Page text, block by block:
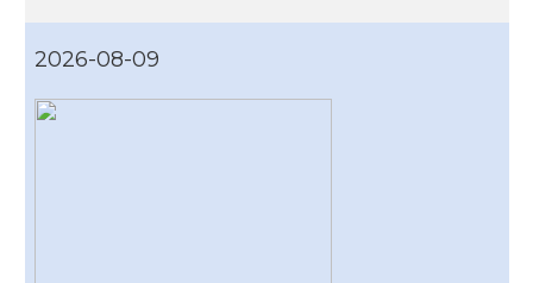
2026-08-09